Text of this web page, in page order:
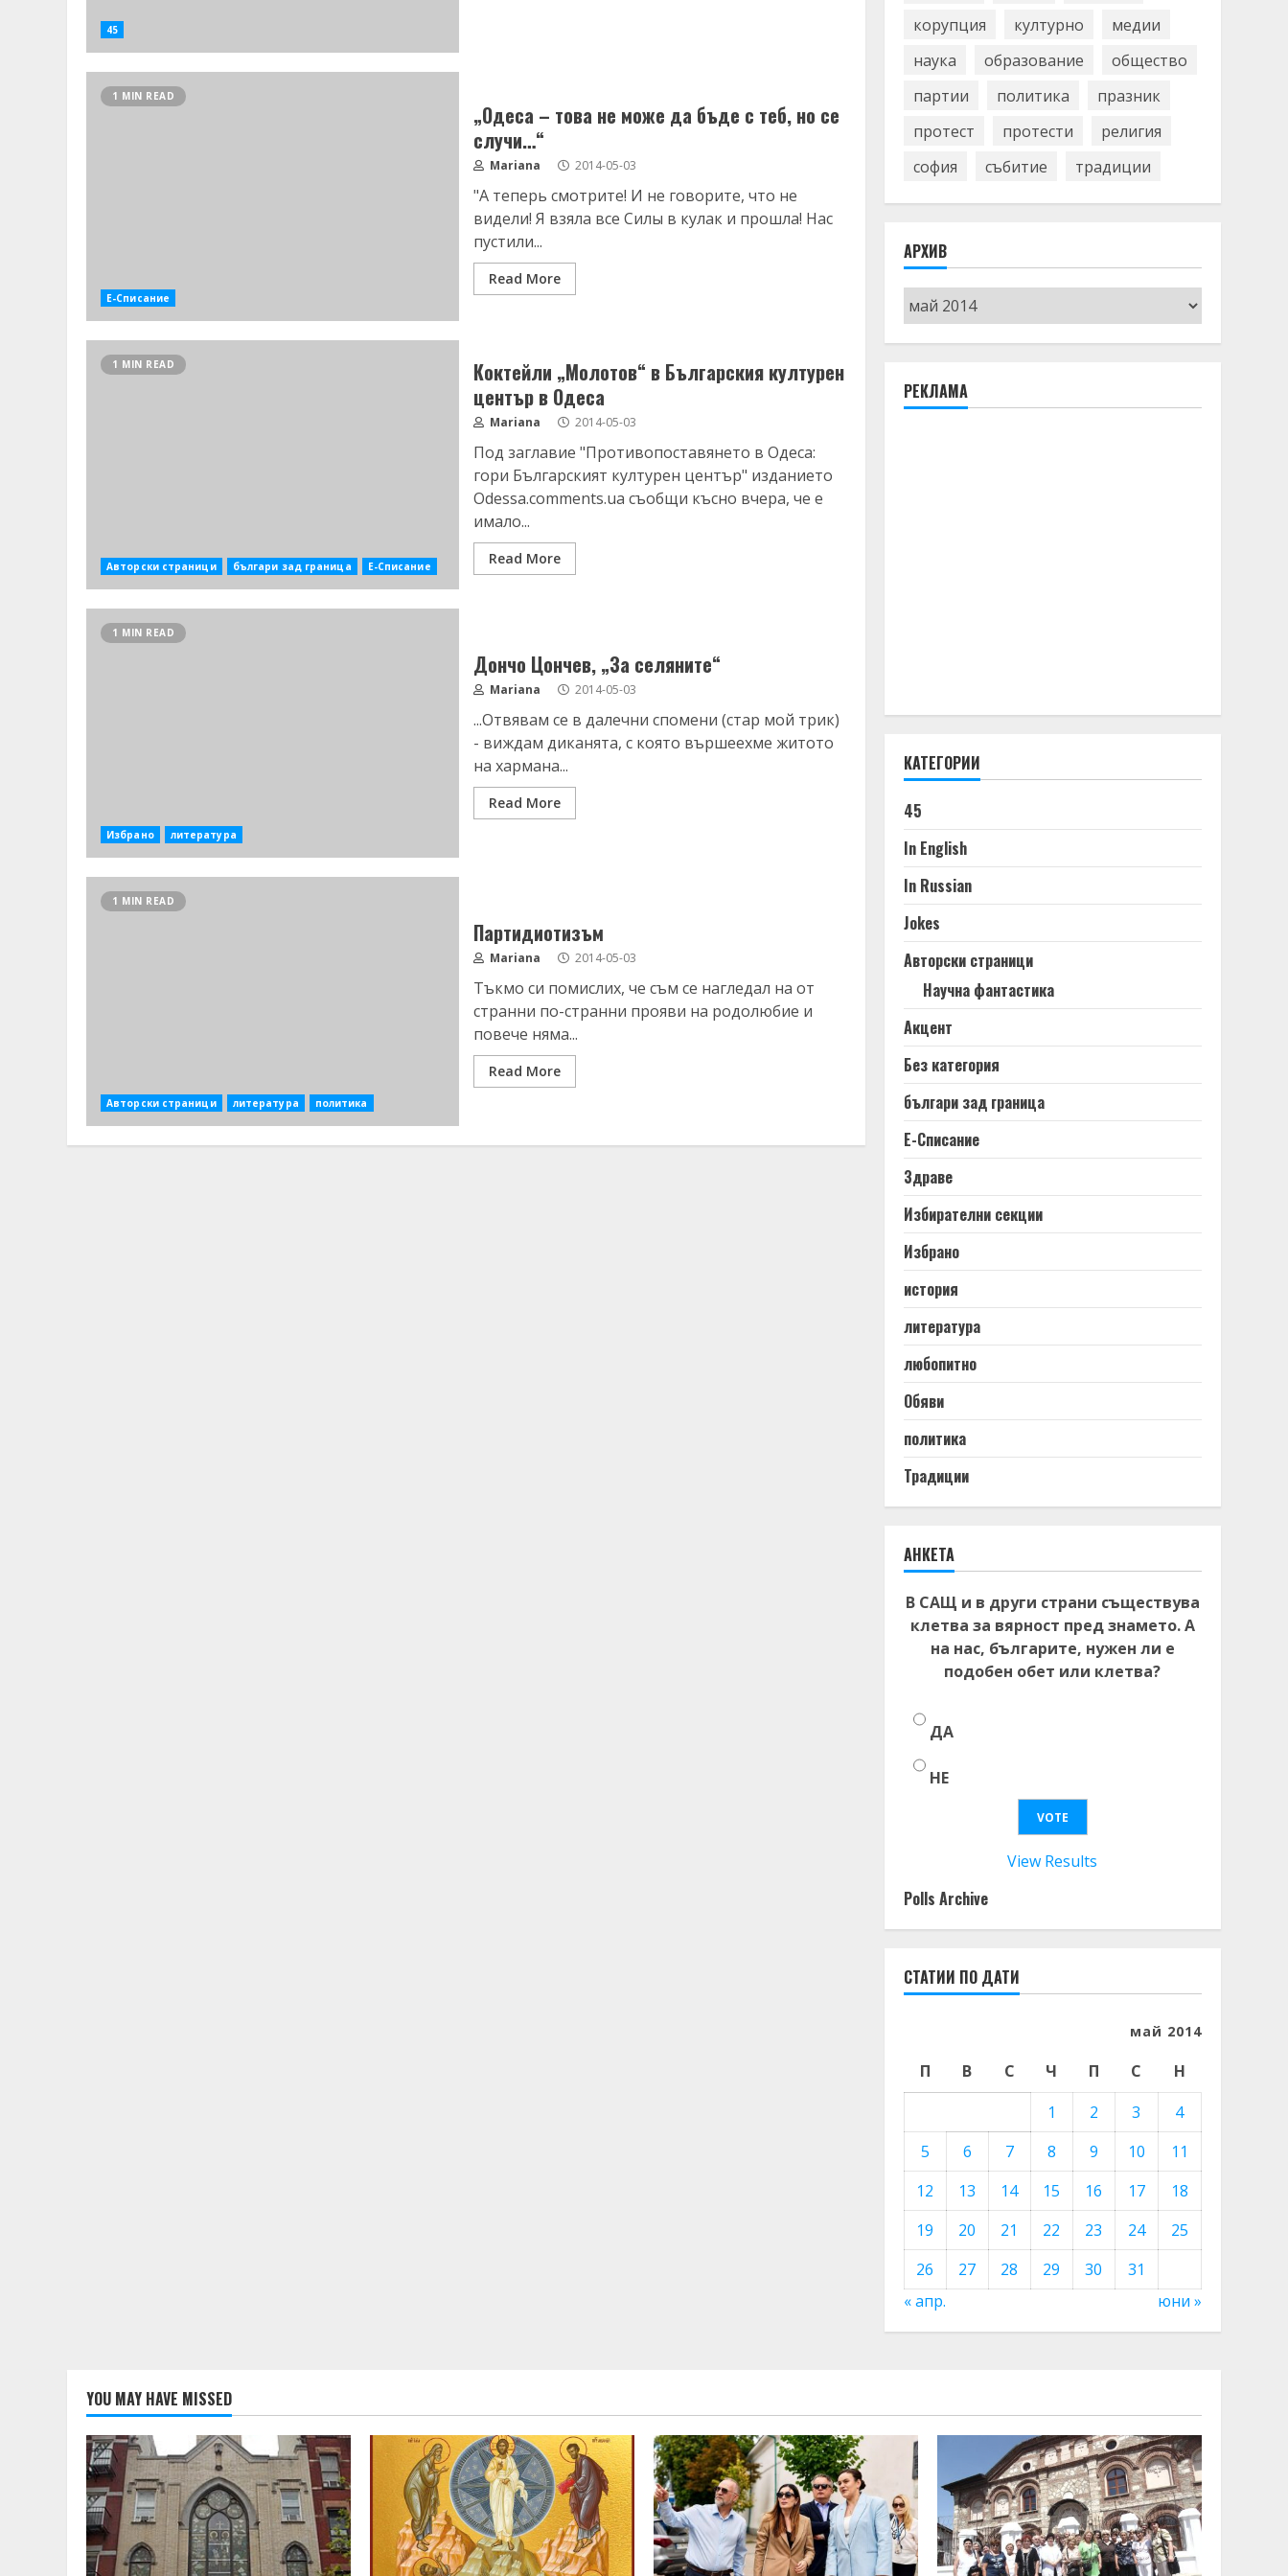
45
1 MIN READ
Е-Списание
„Одеса – това не може да бъде с теб, но се
случи…“
Mariana 2014-05-03
"А теперь смотрите! И не говорите, что не
видели! Я взяла все Силы в кулак и прошла! Нас
пустили...
Read More
1 MIN READ
Авторски страници българи зад граница Е-Списание
Коктейли „Молотов“ в Българския културен
център в Одеса
Mariana 2014-05-03
Под заглавие "Противопоставянето в Одеса:
гори Българският културен център" изданието
Оdessa.comments.ua съобщи късно вчера, че е
имало...
Read More
1 MIN READ
Избрано литература
Дончо Цончев, „За селяните“
Mariana 2014-05-03
...Отвявам се в далечни спомени (стар мой трик)
- виждам диканята, с която вършеехме житото
на хармана...
Read More
1 MIN READ
Авторски страници литература политика
Партидиотизъм
Mariana 2014-05-03
Тъкмо си помислих, че съм се нагледал на от
странни по-странни прояви на родолюбие и
повече няма...
Read More
корупция
културно
медии
наука
образование
общество
партии
политика
празник
протест
протести
религия
софия
събитие традиции
АРХИВ
Архив
РЕКЛАМА
КАТЕГОРИИ
45
In English
In Russian
Jokes
Авторски страници
Научна фантастика
Акцент
Без категория
българи зад граница
Е-Списание
Здраве
Избирателни секции
Избрано
история
литература
любопитно
Обяви
политика
Традиции
АНКЕТА
В САЩ и в други страни съществува
клетва за вярност пред знамето. А
на нас, българите, нужен ли е
подобен обет или клетва?
ДА
НЕ
View Results
Polls Archive
СТАТИИ ПО ДАТИ
май 2014
П В С Ч П С
Н
1
2 3
4
5
6 7 8 9 10
11
12
13 14 15 16 17
18
19
20 21 22 23 24
25
26
27 28 29 30
31
« апр.
юни »
YOU MAY HAVE MISSED